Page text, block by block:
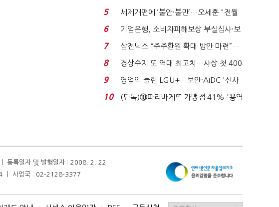
생법 위반 반복...
5
세제개편에 ‘불안·불만’…오세훈 "전월
세 구하기 더 ...
6
기업은행, 소비자피해보상 부실심사·보
이스피싱 공시 ...
7
삼전닉스 “주주환원 확대 방안 마련”…
로이터에 성명...
8
경상수지 또 역대 최고치…사상 첫 400
억달러에 '3% 성...
9
영업익 늘린 LGU+…보안·AIDC '신사
업 드라이브'...
10
(단독)⑩파리바게뜨 가맹점 41% '용역
등록일자 및 발행일자 : 2008. 2. 22
ㅣ 사업국 : 02-2128-3377